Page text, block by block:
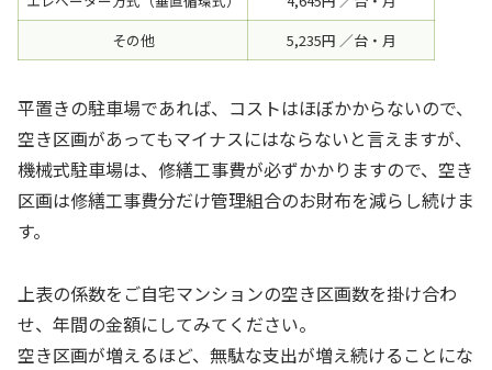
その他
5,235円 ／台・月
平置きの駐車場であれば、コストはほぼかからないので、
空き区画があってもマイナスにはならないと言えますが、
機械式駐車場は、修繕工事費が必ずかかりますので、空き
区画は修繕工事費分だけ管理組合のお財布を減らし続けま
す。
上表の係数をご自宅マンションの空き区画数を掛け合わ
せ、年間の金額にしてみてください。
空き区画が増えるほど、無駄な支出が増え続けることにな